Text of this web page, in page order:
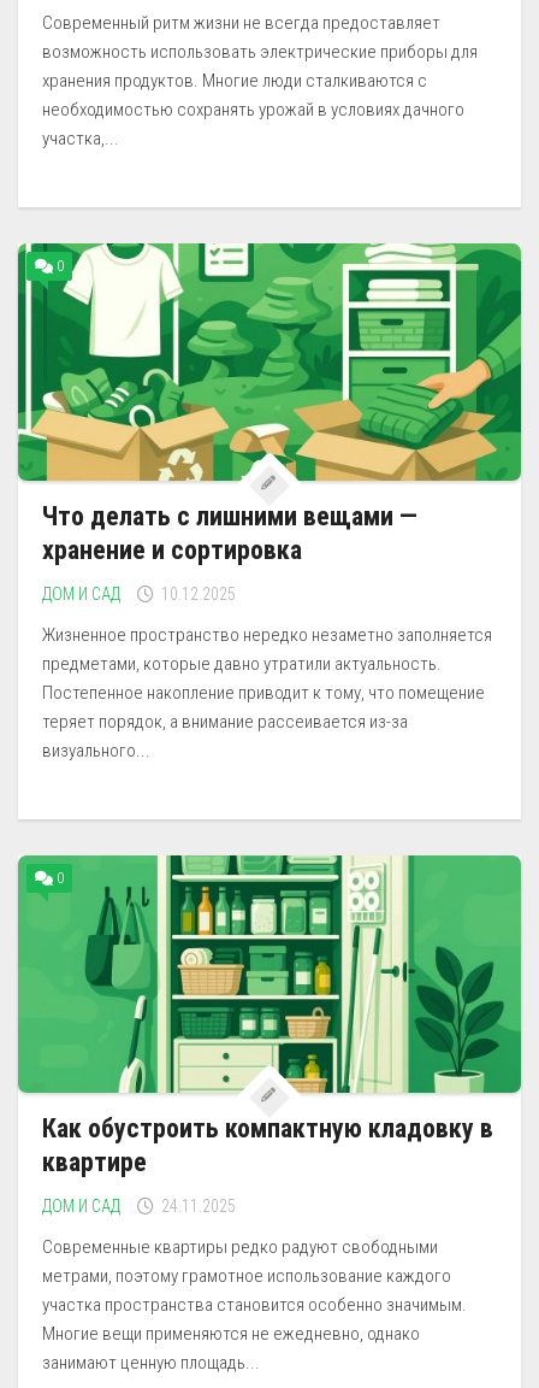
Современный ритм жизни не всегда предоставляет
возможность использовать электрические приборы для
хранения продуктов. Многие люди сталкиваются с
необходимостью сохранять урожай в условиях дачного
участка,...
0
Что делать с лишними вещами —
хранение и сортировка
ДОМ И САД 10.12.2025
Жизненное пространство нередко незаметно заполняется
предметами, которые давно утратили актуальность.
Постепенное накопление приводит к тому, что помещение
теряет порядок, а внимание рассеивается из-за
визуального...
0
Как обустроить компактную кладовку в
квартире
ДОМ И САД 24.11.2025
Современные квартиры редко радуют свободными
метрами, поэтому грамотное использование каждого
участка пространства становится особенно значимым.
Многие вещи применяются не ежедневно, однако
занимают ценную площадь...